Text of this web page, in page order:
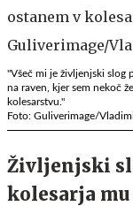
"Všeč mi je življenjski slog
na raven, kjer sem nekoč
kolesarstvu."
Foto: Guliverimage/
Življenjski
kolesarja mu